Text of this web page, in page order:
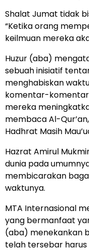
Shalat Jumat tidak
“Ketika orang
keilmuan mereka
Huzur (aba)
sebuah inisiatif
menghabiskan
komentar-
mereka
membaca Al-
Hadhrat Masih
Hazrat Amirul
dunia pada
membicarakan
waktunya.
MTA Internasional
yang bermanfaat
(aba) menekankan
telah tersebar harus